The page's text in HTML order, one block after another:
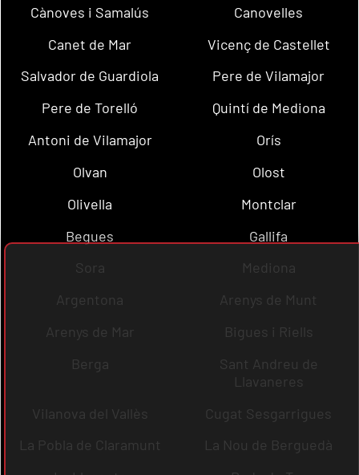
Cànoves i Samalús
Canovelles
Canet de Mar
Vicenç de Castellet
Salvador de Guardiola
Pere de Vilamajor
Pere de Torelló
Quintí de Mediona
Antoni de Vilamajor
Orís
Olvan
Olost
Olivella
Montclar
Begues
Gallifa
Sora
Mediona
Argentona
Arenys de Munt
Arenys de Mar
Bigues i Riells
Berga
Sant Andreu de
Llavaneres
Vilanova del Vallès
Cugat Sesgarrigues
La Pobla de Claramunt
La Nou de Berguedà